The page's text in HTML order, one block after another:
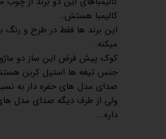
کالیمبا هستش..
این برند ها فقط در طرح و رنگ
میکنه..
کوک پیش فرض این ساز دو
جنس تیغه ها استیل کربن
صدای مدل های حفره دار به
ولی از طرف دیگه صدای مدل
داره...